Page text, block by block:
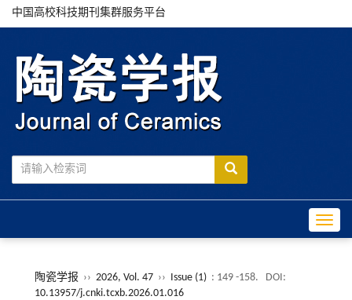
中国高校科技期刊集群服务平台
陶瓷学报 ›› 2026, Vol. 47 ›› Issue (1) : 149 -158.
DOI:
10.13957/j.cnki.tcxb.2026.01.016